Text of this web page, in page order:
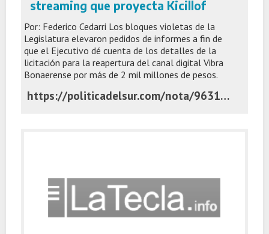
streaming que proyecta Kicillof
Por: Federico Cedarri Los bloques violetas de la
Legislatura elevaron pedidos de informes a fin de
que el Ejecutivo dé cuenta de los detalles de la
licitación para la reapertura del canal digital Vibra
Bonaerense por más de 2 mil millones de pesos.
https://politicadelsur.com/nota/96317/ofensiva-libertaria-contra-el-streaming-que-proyecta-kicillof/